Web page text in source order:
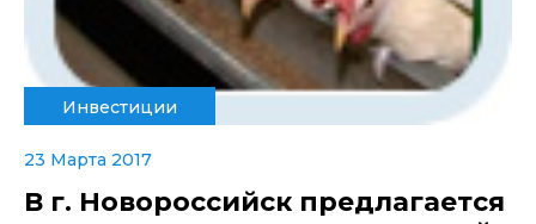
Инвестиции
23 Марта 2017
В г. Новороссийск предлагается